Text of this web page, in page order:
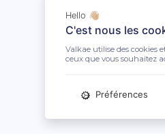
Hello 👋🏼
C'est nous les
Valkae utilise des cookies
ceux que vous souhaitez
Préférences